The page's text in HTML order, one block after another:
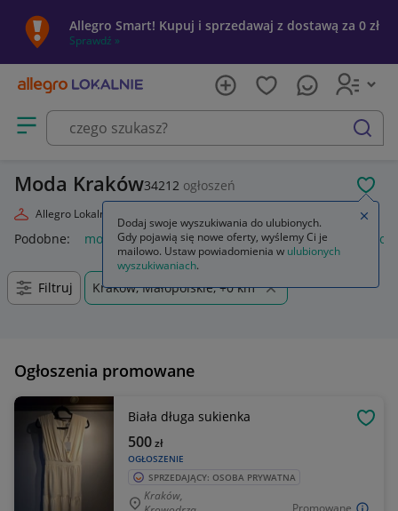
Allegro Smart! Kupuj i sprzedawaj z dostawą za 0 zł
Sprawdź »
Otwórz menu z kategoriami
szukaj
Moda Kraków34212 ogłoszeń
Allegro Lokalnie
Podobne: moda markowa moda 2026 moda damska
Filtruj Kraków, Małopolskie, +0 km
Ogłoszenia promowane
Promowane
Biała długa sukienka
OGŁOSZENIE
500zł
SPRZEDAJĄCY: OSOBA PRYWATNA
Kraków,
Dodaj swoje wyszukiwania do ulubionych.
Gdy pojawią się nowe oferty, wyślemy Ci je
mailowo. Ustaw powiadomienia w ulubionych
wyszukiwaniach.